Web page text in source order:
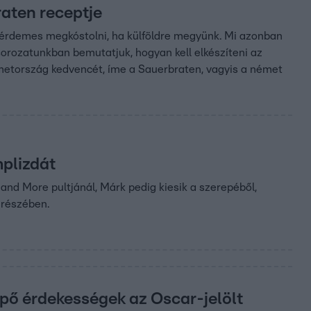
receptje
megkóstolni, ha külföldre megyünk. Mi azonban
bemutatjuk, hogyan kell elkészíteni az
kedvencét, íme a Sauerbraten, vagyis a német
More pultjánál, Márk pedig kiesik a szerepéből,
érdekességek az Oscar-jelölt